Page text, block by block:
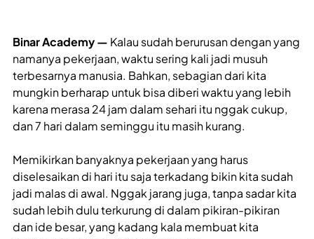
Binar Academy — Kalau sudah berurusan dengan yang
namanya pekerjaan, waktu sering kali jadi musuh
terbesarnya manusia. Bahkan, sebagian dari kita
mungkin berharap untuk bisa diberi waktu yang lebih
karena merasa 24 jam dalam sehari itu nggak cukup,
dan 7 hari dalam seminggu itu masih kurang.
Memikirkan banyaknya pekerjaan yang harus
diselesaikan di hari itu saja terkadang bikin kita sudah
jadi malas di awal. Nggak jarang juga, tanpa sadar kita
sudah lebih dulu terkurung di dalam pikiran-pikiran
dan ide besar, yang kadang kala membuat kita